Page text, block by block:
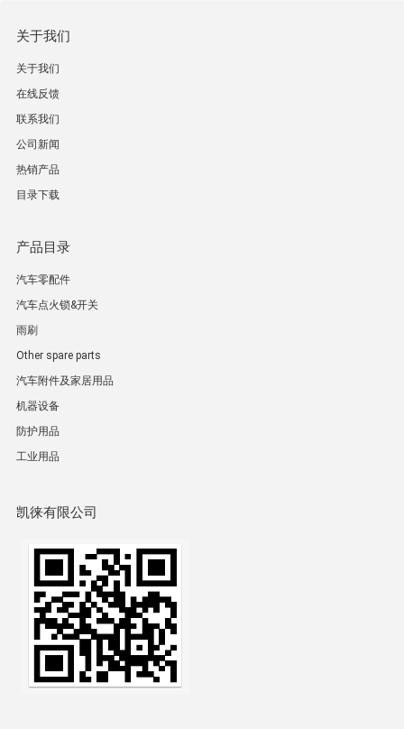
关于我们
关于我们
在线反馈
联系我们
公司新闻
热销产品
目录下载
产品目录
汽车零配件
汽车点火锁&开关
雨刷
Other spare parts
汽车附件及家居用品
机器设备
防护用品
工业用品
凯徕有限公司